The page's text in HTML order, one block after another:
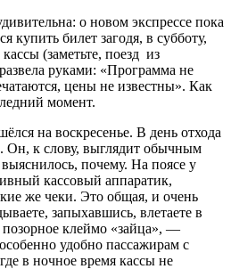
о новом экспрессе пока
купить билет загодя, в субботу,
(заметьте, поезд из
руками: «Программа не
цены не известны». Как
момент.
на воскресенье. В день отхода
Он, к слову, выглядит обычным
почему. На поясе у
кассовый аппаратик,
же чеки. Это общая, и очень
запыхавшись, влетаете в
клеймо «зайца», —
удобно пассажирам с
в ночное время кассы не